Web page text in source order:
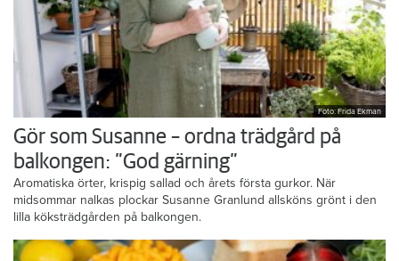
Foto: Frida Ekman
Gör som Susanne – ordna trädgård på
balkongen: ”God gärning”
Aromatiska örter, krispig sallad och årets första gurkor. När
midsommar nalkas plockar Susanne Granlund allsköns grönt i den
lilla köksträdgården på balkongen.